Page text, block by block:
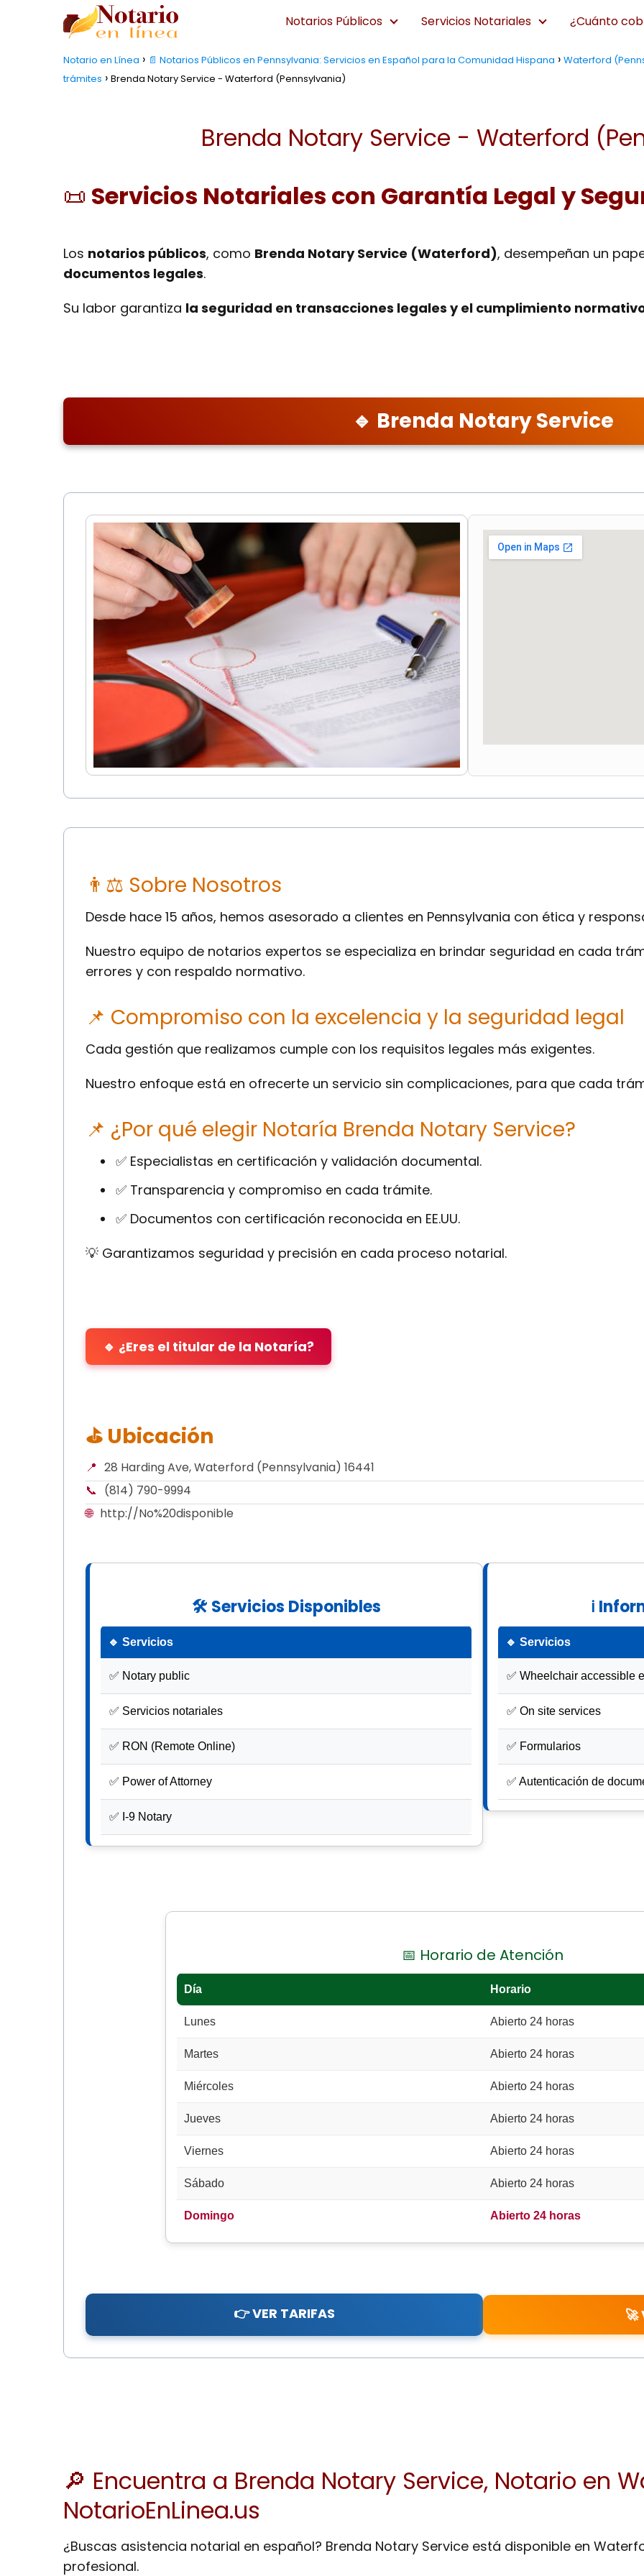
Notarios Públicos Servicios Notariales ¿Cuánto
Notario en Línea 📄 Notarios Públicos en Pennsylvania: Servicios en Español para la Comunidad Hispana
Waterford
trámites
Brenda Notary Service - Waterford (Pennsylvania)
Brenda Notary Service - Waterford
📜 Servicios Notariales con Garantía Legal y
Los notarios públicos, como Brenda Notary Service (Waterford), desempeñan un
documentos legales.
Su labor garantiza la seguridad en transacciones legales y el cumplimiento
🔹 Brenda Notary Service
👨⚖ Sobre Nosotros
Desde hace 15 años, hemos asesorado a clientes en Pennsylvania con ética y
Nuestro equipo de notarios expertos se especializa en brindar seguridad en cada
errores y con respaldo normativo.
📌 Compromiso con la excelencia y la seguridad legal
Cada gestión que realizamos cumple con los requisitos legales más exigentes.
Nuestro enfoque está en ofrecerte un servicio sin complicaciones, para que cada
📌 ¿Por qué elegir Notaría Brenda Notary Service?
✅ Especialistas en certificación y validación documental.
✅ Transparencia y compromiso en cada trámite.
✅ Documentos con certificación reconocida en EE.UU.
💡 Garantizamos seguridad y precisión en cada proceso notarial.
🔹 ¿Eres el titular de la Notaría?
⛳ Ubicación
📍 28 Harding Ave, Waterford (Pennsylvania) 16441
📞 (814) 790-9994
🌐 http://No%20disponible
🛠 Servicios Disponibles
🔹 Servicios
✅ Notary public
✅ Servicios notariales
✅ RON (Remote Online)
✅ Power of Attorney
✅ I-9 Notary
ℹ
🔹 Servicios
✅ Wheelchair accessible
✅ On site services
✅ Formularios
✅ Autenticación de
📅 Horario de Atención
Día Horario
Lunes Abierto 24 horas
Martes Abierto 24 horas
Miércoles Abierto 24 horas
Jueves Abierto 24 horas
Viernes Abierto 24 horas
Sábado Abierto 24 horas
Domingo Abierto 24 horas
👉 VER TARIFAS 🚀
🔎 Encuentra a Brenda Notary Service, Notario en
NotarioEnLinea.us
¿Buscas asistencia notarial en español? Brenda Notary Service está disponible en
profesional.